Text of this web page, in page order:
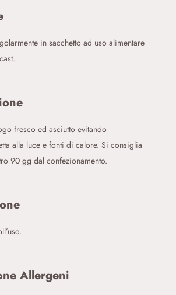
in sacchetto ad uso alimentare
fresco ed asciutto evitando
alla luce e fonti di calore. Si consiglia
90 gg dal confezionamento.
Allergeni